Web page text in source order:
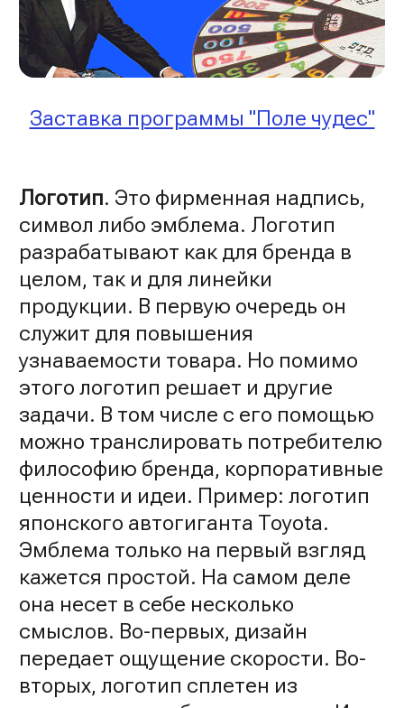
Заставка программы "Поле чудес"
Логотип. Это фирменная надпись,
символ либо эмблема. Логотип
разрабатывают как для бренда в
целом, так и для линейки
продукции. В первую очередь он
служит для повышения
узнаваемости товара. Но помимо
этого логотип решает и другие
задачи. В том числе с его помощью
можно транслировать потребителю
философию бренда, корпоративные
ценности и идеи. Пример: логотип
японского автогиганта Toyota.
Эмблема только на первый взгляд
кажется простой. На самом деле
она несет в себе несколько
смыслов. Во-первых, дизайн
передает ощущение скорости. Во-
вторых, логотип сплетен из